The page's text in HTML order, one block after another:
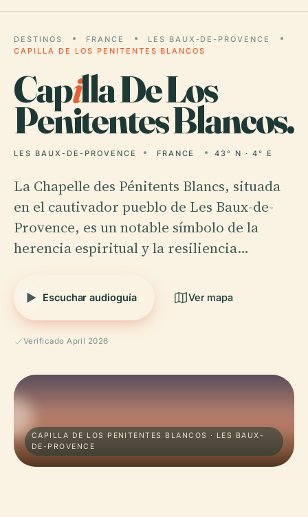
DESTINOS FRANCE
LES BAUX-DE-PROVENCE
CAPILLA DE LOS PENITENTES BLANCOS
Capilla De Los
Penitentes Blancos.
LES BAUX-DE-PROVENCE FRANCE 43° N · 4° E
La Chapelle des Pénitents Blancs, situada
en el cautivador pueblo de Les Baux-de-
Provence, es un notable símbolo de la
herencia espiritual y la resiliencia…
Escuchar audioguía Ver mapa
Verificado April 2026
CAPILLA DE LOS PENITENTES BLANCOS · LES BAUX-
DE-PROVENCE